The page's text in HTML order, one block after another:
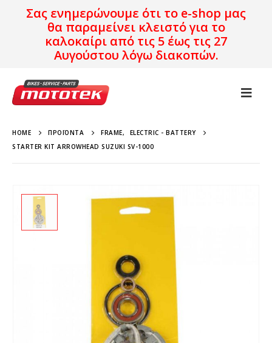
Σας ενημερώνουμε ότι το e-shop μας
θα παραμείνει κλειστό για το
καλοκαίρι από τις 5 έως τις 27
Αυγούστου λόγω διακοπών.
HOME ΠΡΟΪΌΝΤΑ FRAME,
ELECTRIC - BATTERY
STARTER KIT ARROWHEAD SUZUKI SV-1000